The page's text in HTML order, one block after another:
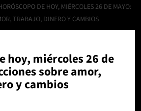
DE HOY, MIÉRCOLES 26 DE MAYO:
TRABAJO, DINERO Y CAMBIOS
hoy, miércoles 26 de
sobre amor,
y cambios